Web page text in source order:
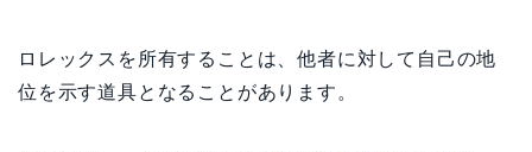
ロレックスを所有することは、他者に対して自己の地
位を示す道具となることがあります。